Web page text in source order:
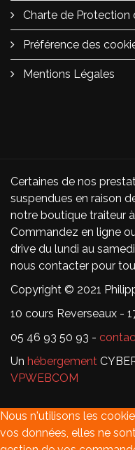
Charte de Protection
Préférence des
Mentions Légales
Certaines de nos
suspendues en raison
notre boutique traiteur
Commandez en ligne
drive du lundi au
nous contacter pour
Copyright © 2021
10 cours Reverseaux -
05 46 93 50 93 -
Un hébergement
VPWEBCOM
Nous n'utilisons les
vos données, elles ne